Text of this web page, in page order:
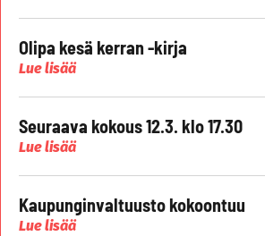
Olipa kesä kerran -kirja
Lue lisää
Seuraava kokous 12.3. klo 17.30
Lue lisää
Kaupunginvaltuusto kokoontuu
Lue lisää